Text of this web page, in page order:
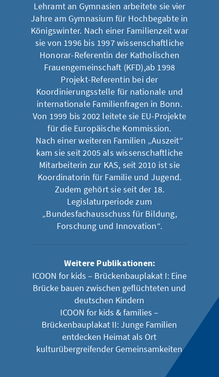
Lehramt an Gymnasien arbeitete sie vier
Jahre am Gymnasium für Hochbegabte in
Königswinter. Nach einer Familienzeit war
sie von 1996 bis 1997 wissenschaftliche
Honorar-Referentin der Katholischen
Frauengemeinschaft (KFD),ab 1998
Projekt-Referentin bei der
Koordinierungsstelle für nationale und
internationale Familienfragen in Bonn.
Von 1999 bis 2002 leitete sie EU-Projekte
für die Europäische Kommission.
Nach einer weiteren Familien „Auszeit“
kam sie seit 2005 als wissenschaftliche
Mitarbeiterin zur KAS, seit 2010 ist sie
Koordinatorin für Familie und Jugend.
Zudem gehört sie seit der 18.
Legislaturperiode zum
„Bundesfachausschuss für Bildung,
Forschung und Innovation“.
Weitere Publikationen:
ICOON for kids – Brückenbauplakat I: Eine
Brücke bauen zwischen geflüchteten und
deutschen Kindern
ICOON for kids & families –
Brückenbauplakat II: Junge Familien
entdecken Heimat als Ort
kulturübergreifender Gemeinsamkeiten